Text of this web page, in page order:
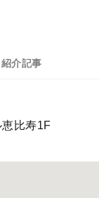
紹介記事
比寿1F